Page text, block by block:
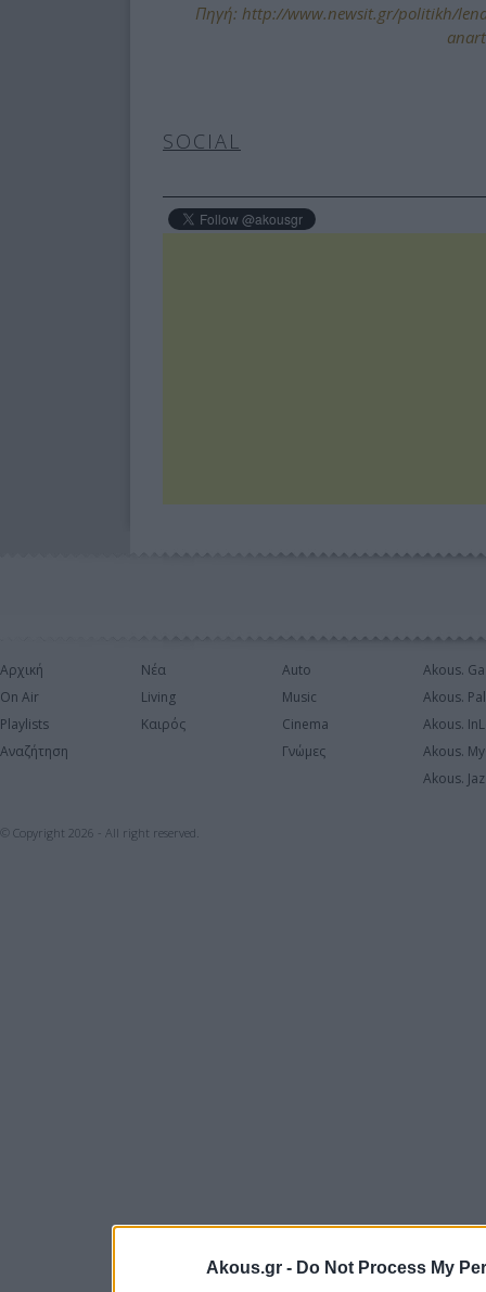
Akous.gr - Do Not Process My
Πηγή: http://www.newsit.gr/politikh/
SOCIAL
Αρχική
On Air
Playlists
Αναζήτηση
Νέα
Living
Καιρός
Auto
Music
Cinema
Γνώμες
Akous.
Akous.
Akous.
Akous.
Akous.
© Copyright 2026 - All right reserved.